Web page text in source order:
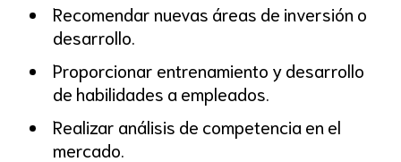
Recomendar nuevas áreas de inversión o
desarrollo.
Proporcionar entrenamiento y desarrollo
de habilidades a empleados.
Realizar análisis de competencia en el
mercado.